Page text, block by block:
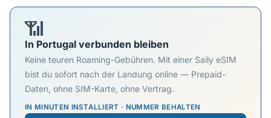
📶
In Portugal verbunden bleiben
Keine teuren Roaming-Gebühren. Mit einer Saily eSIM
bist du sofort nach der Landung online — Prepaid-
Daten, ohne SIM-Karte, ohne Vertrag.
IN MINUTEN INSTALLIERT · NUMMER BEHALTEN